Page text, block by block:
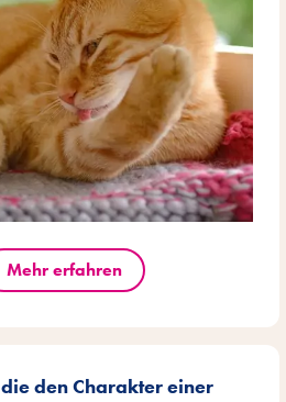
Mehr erfahren
den Charakter einer